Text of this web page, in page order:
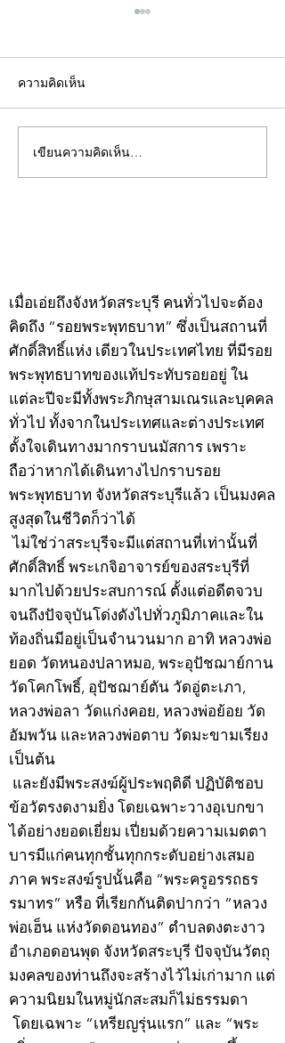
คอลัมน์"จับชีพจรวงการ
พระ"ประจำพุธที่ 29
ความคิดเห็น
เขียนความคิดเห็น…
เมื่อเอ่ยถึงจังหวัดสระบุรี คนทั่วไปจะต้อง
คิดถึง “รอยพระพุทธบาท” ซึ่งเป็นสถานที่
ศักดิ์สิทธิ์แห่ง เดียวในประเทศไทย ที่มีรอย
พระพุทธบาทของแท้ประทับรอยอยู่ ใน
แต่ละปีจะมีทั้งพระภิกษุสามเณรและบุคคล
ทั่วไป ทั้งจากในประเทศและต่างประเทศ
ตั้งใจเดินทางมากราบนมัสการ เพราะ
ถือว่าหากได้เดินทางไปกราบรอย
พระพุทธบาท จังหวัดสระบุรีแล้ว เป็นมงคล
สูงสุดในชีวิตก็ว่าได้
ไม่ใช่ว่าสระบุรีจะมีแต่สถานที่เท่านั้นที่
ศักดิ์สิทธิ์ พระเกจิอาจารย์ของสระบุรีที่
มากไปด้วยประสบการณ์ ตั้งแต่อดีตจวบ
จนถึงปัจจุบันโด่งดังไปทั่วภูมิภาคและใน
ท้องถิ่นมีอยู่เป็นจำนวนมาก อาทิ หลวงพ่อ
ยอด วัดหนองปลาหมอ, พระอุปัชฌาย์กาน
วัดโคกโพธิ์, อุปัชฌาย์ตัน วัดอู่ตะเภา,
หลวงพ่อลา วัดแก่งคอย, หลวงพ่อย้อย วัด
อัมพวัน และหลวงพ่อตาบ วัดมะขามเรียง
เป็นต้น
และยังมีพระสงฆ์ผู้ประพฤติดี ปฏิบัติชอบ
ข้อวัตรงดงามยิ่ง โดยเฉพาะวางอุเบกขา
ได้อย่างยอดเยี่ยม เปี่ยมด้วยความเมตตา
บารมีแก่คนทุกชั้นทุกกระดับอย่างเสมอ
ภาค พระสงฆ์รูปนั้นคือ “พระครูอรรถธร
รมาทร” หรือ ที่เรียกกันติดปากว่า “หลวง
พ่อเฮ็น แห่งวัดดอนทอง” ตำบลดงตะงาว
อำเภอดอนพุด จังหวัดสระบุรี ปัจจุบันวัตถุ
มงคลของท่านถึงจะสร้างไว้ไม่เก่ามาก แต่
ความนิยมในหมู่นักสะสมก็ไม่ธรรมดา
โดยเฉพาะ “เหรียญรุ่นแรก” และ “พระ